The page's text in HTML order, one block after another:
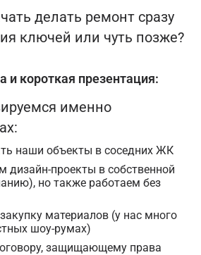
делать ремонт сразу
ключей или чуть позже?
и короткая презентация:
именно
наши объекты в соседних ЖК
дизайн-проекты в собственной
но также работаем без
материалов (у нас много
шоу-румах)
защищающему права